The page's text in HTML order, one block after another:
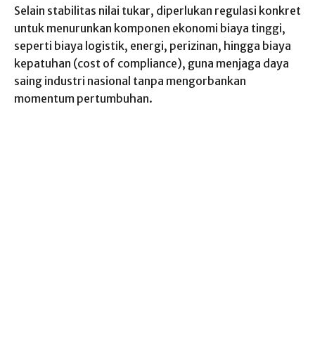
Selain stabilitas nilai tukar, diperlukan regulasi konkret
untuk menurunkan komponen ekonomi biaya tinggi,
seperti biaya logistik, energi, perizinan, hingga biaya
kepatuhan (cost of compliance), guna menjaga daya
saing industri nasional tanpa mengorbankan
momentum pertumbuhan.